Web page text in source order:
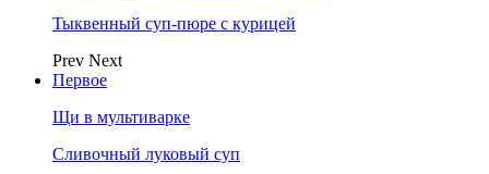
Тыквенный суп-пюре с курицей
Prev Next
Первое
Щи в мультиварке
Сливочный луковый суп